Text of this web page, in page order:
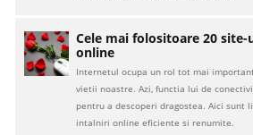
Cele mai folositoare 20
online
Internetul ocupa un rol tot mai
vietii noastre. Azi, functia lui de
pentru a descoperi dragostea. Aici sunt
intalniri online eficiente si renumite.